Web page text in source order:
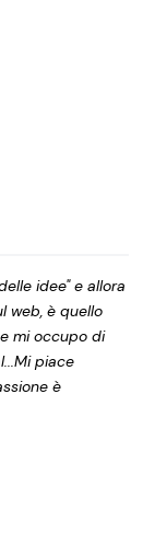
idee" e allora
web, è quello
mi occupo di
piace
è